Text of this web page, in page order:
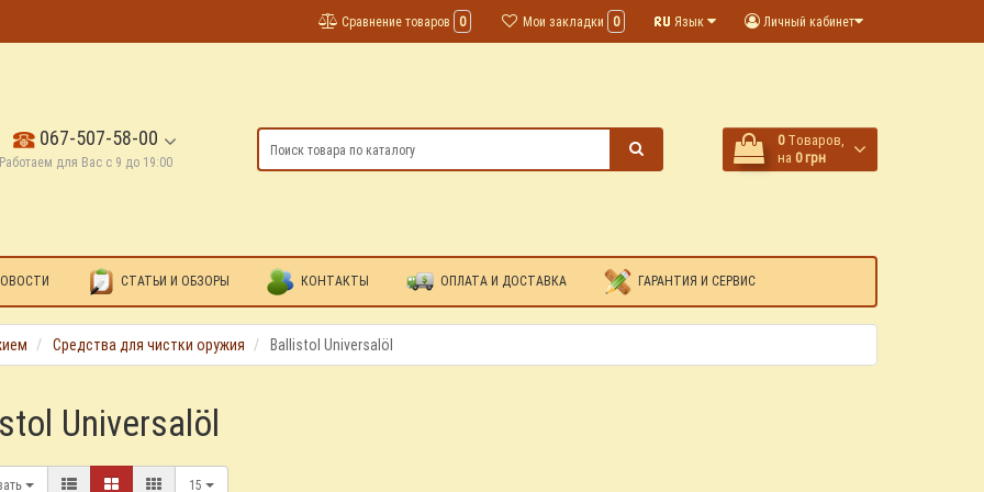
Личный кабинет
Язык
Мои закладки 0
Сравнение товаров 0
067-507-58-00
для Вас с 9 до 19:00
0 Tоваров,
на 0 грн
СТАТЬИ И ОБЗОРЫ КОНТАКТЫ ОПЛАТА И ДОСТАВКА ГАРАНТИЯ И СЕРВИС
Средства для чистки оружия Ballistol Universalöl
Universalöl
15